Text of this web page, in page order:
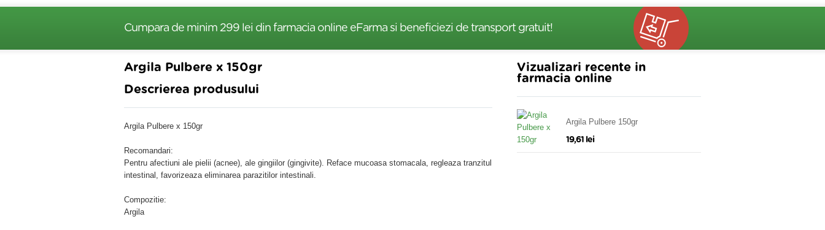
Cumpara de minim 299 lei din farmacia online eFarma si beneficiezi de transport gratuit!
Argila Pulbere x 150gr
Descrierea produsului
Argila Pulbere x 150gr
Recomandari:
Pentru afectiuni ale pielii (acnee), ale gingiilor (gingivite). Reface mucoasa stomacala, regleaza tranzitul
intestinal, favorizeaza eliminarea parazitilor intestinali.
Compozitie:
Argila
Vizualizari recente in
farmacia online
Argila Pulbere 150gr
19,61 lei